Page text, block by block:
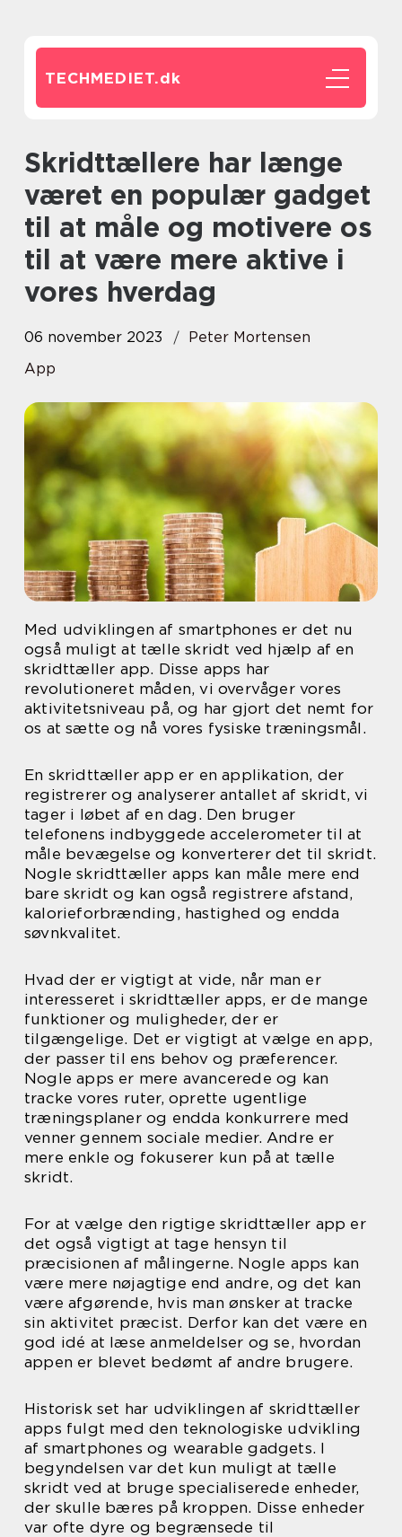
TECHMEDIET.dk
Skridttællere har længe
været en populær gadget
til at måle og motivere os
til at være mere aktive i
vores hverdag
06 november 2023
Peter Mortensen
App
Med udviklingen af smartphones er det nu
også muligt at tælle skridt ved hjælp af en
skridttæller app. Disse apps har
revolutioneret måden, vi overvåger vores
aktivitetsniveau på, og har gjort det nemt for
os at sætte og nå vores fysiske træningsmål.
En skridttæller app er en applikation, der
registrerer og analyserer antallet af skridt, vi
tager i løbet af en dag. Den bruger
telefonens indbyggede accelerometer til at
måle bevægelse og konverterer det til skridt.
Nogle skridttæller apps kan måle mere end
bare skridt og kan også registrere afstand,
kalorieforbrænding, hastighed og endda
søvnkvalitet.
Hvad der er vigtigt at vide, når man er
interesseret i skridttæller apps, er de mange
funktioner og muligheder, der er
tilgængelige. Det er vigtigt at vælge en app,
der passer til ens behov og præferencer.
Nogle apps er mere avancerede og kan
tracke vores ruter, oprette ugentlige
træningsplaner og endda konkurrere med
venner gennem sociale medier. Andre er
mere enkle og fokuserer kun på at tælle
skridt.
For at vælge den rigtige skridttæller app er
det også vigtigt at tage hensyn til
præcisionen af målingerne. Nogle apps kan
være mere nøjagtige end andre, og det kan
være afgørende, hvis man ønsker at tracke
sin aktivitet præcist. Derfor kan det være en
god idé at læse anmeldelser og se, hvordan
appen er blevet bedømt af andre brugere.
Historisk set har udviklingen af skridttæller
apps fulgt med den teknologiske udvikling
af smartphones og wearable gadgets. I
begyndelsen var det kun muligt at tælle
skridt ved at bruge specialiserede enheder,
der skulle bæres på kroppen. Disse enheder
var ofte dyre og begrænsede til